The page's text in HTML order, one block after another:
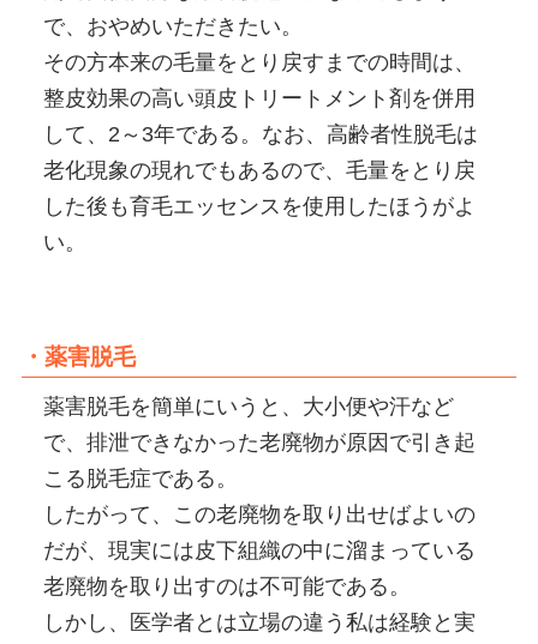
で、おやめいただきたい。
その方本来の毛量をとり戻すまでの時間は、
整皮効果の高い頭皮トリートメント剤を併用
して、2～3年である。なお、高齢者性脱毛は
老化現象の現れでもあるので、毛量をとり戻
した後も育毛エッセンスを使用したほうがよ
い。
・薬害脱毛
薬害脱毛を簡単にいうと、大小便や汗など
で、排泄できなかった老廃物が原因で引き起
こる脱毛症である。
したがって、この老廃物を取り出せばよいの
だが、現実には皮下組織の中に溜まっている
老廃物を取り出すのは不可能である。
しかし、医学者とは立場の違う私は経験と実